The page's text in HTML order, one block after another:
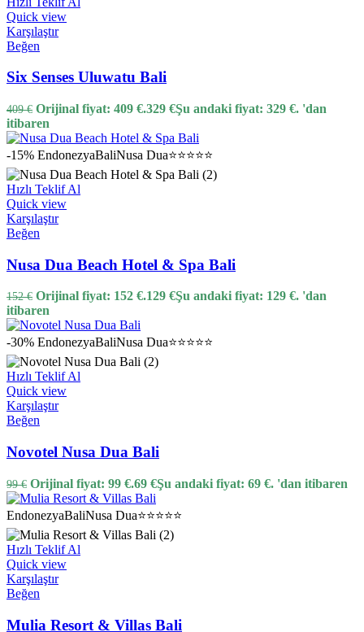
Quick view
Karşılaştır
Beğen
Six Senses Uluwatu Bali
409€ Orijinal fiyat: 409 €.329 €Şu andaki fiyat: 329 €. 'dan
itibaren
-15% EndonezyaBaliNusa Dua⭐⭐⭐⭐⭐
Hızlı Teklif Al
Quick view
Karşılaştır
Beğen
Nusa Dua Beach Hotel & Spa Bali
152€ Orijinal fiyat: 152 €.129 €Şu andaki fiyat: 129 €. 'dan
itibaren
-30% EndonezyaBaliNusa Dua⭐⭐⭐⭐⭐
Hızlı Teklif Al
Quick view
Karşılaştır
Beğen
Novotel Nusa Dua Bali
99€ Orijinal fiyat: 99 €.69 €Şu andaki fiyat: 69 €. 'dan itibaren
EndonezyaBaliNusa Dua⭐⭐⭐⭐⭐
Hızlı Teklif Al
Quick view
Karşılaştır
Beğen
Mulia Resort & Villas Bali